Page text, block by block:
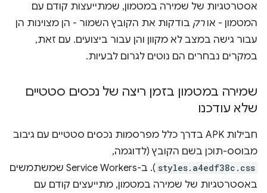
אסטרטגיות של שמירה במטמון, שמתייעצות קודם עם
המטמון - אורק בודקות את הקובץ השמור - הן מצוינות הן
עבור גישה במצב לא מקוון והן עבור ביצועים. עם זאת,
במקרים נבחרים הם נוטים לגרום לבעיות.
שמירה במטמון בזמן ריצה של נכסים סטטיים
שלא עודכנו
חבילות APK בדרך כלל מפרסמות נכסים סטטיים עם גיבוב
מבוסס-תוכן בשם הקובץ (לדוגמה,
styles.a4edf38c.css
). ב-Service Workers שמשתמשים
באסטרטגיות של שמירה במטמון, מתייעצים קודם עם